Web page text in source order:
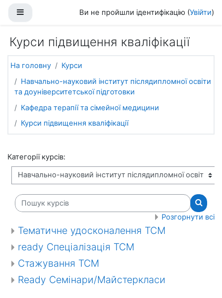
Ви не пройшли ідентифікацію (Увійти)
Курси підвищення кваліфікації
На головну
Курси
Навчально-науковий інститут післядипломної освіти
та доуніверситетської підготовки
Кафедра терапії та сімейної медицини
Курси підвищення кваліфікації
Категорії курсів:
Пошук курсів
Пошук
Розгорнути всі
Тематичне удосконалення ТСМ
ready Спеціалізація ТСМ
Стажування ТСМ
Ready Семінари/Майстеркласи